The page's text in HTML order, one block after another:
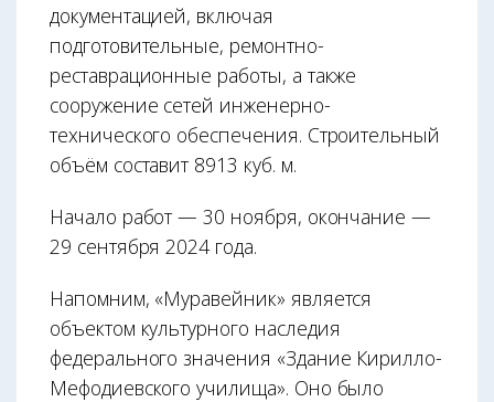
документацией, включая
подготовительные, ремонтно-
реставрационные работы, а также
сооружение сетей инженерно-
технического обеспечения. Строительный
объём составит 8913 куб. м.
Начало работ — 30 ноября, окончание —
29 сентября 2024 года.
Напомним, «Муравейник» является
объектом культурного наследия
федерального значения «Здание Кирилло-
Мефодиевского училища». Оно было